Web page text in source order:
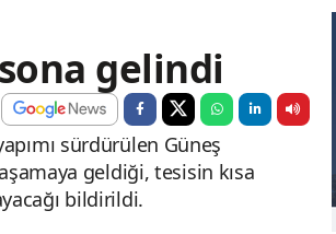
gelindi
sürdürülen Güneş
geldiği, tesisin kısa
bildirildi.